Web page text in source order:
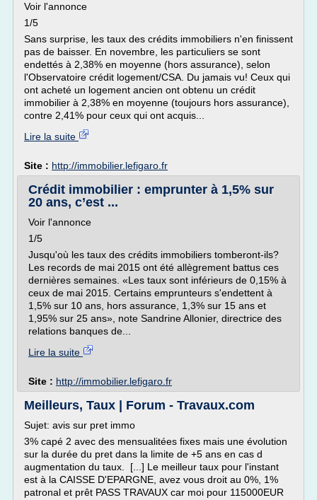
Voir l'annonce
1/5
Sans surprise, les taux des crédits immobiliers n'en finissent
pas de baisser. En novembre, les particuliers se sont
endettés à 2,38% en moyenne (hors assurance), selon
l'Observatoire crédit logement/CSA. Du jamais vu! Ceux qui
ont acheté un logement ancien ont obtenu un crédit
immobilier à 2,38% en moyenne (toujours hors assurance),
contre 2,41% pour ceux qui ont acquis...
Lire la suite
Site : http://immobilier.lefigaro.fr
Crédit immobilier : emprunter à 1,5% sur
20 ans, c’est ...
Voir l'annonce
1/5
Jusqu'où les taux des crédits immobiliers tomberont-ils?
Les records de mai 2015 ont été allègrement battus ces
dernières semaines. «Les taux sont inférieurs de 0,15% à
ceux de mai 2015. Certains emprunteurs s'endettent à
1,5% sur 10 ans, hors assurance, 1,3% sur 15 ans et
1,95% sur 25 ans», note Sandrine Allonier, directrice des
relations banques de...
Lire la suite
Site : http://immobilier.lefigaro.fr
Meilleurs, Taux | Forum - Travaux.com
Sujet: avis sur pret immo
3% capé 2 avec des mensualitées fixes mais une évolution
sur la durée du pret dans la limite de +5 ans en cas d
augmentation du taux. [...] Le meilleur taux pour l'instant
est à la CAISSE D'EPARGNE, avez vous droit au 0%, 1%
patronal et prêt PASS TRAVAUX car moi pour 115000EUR